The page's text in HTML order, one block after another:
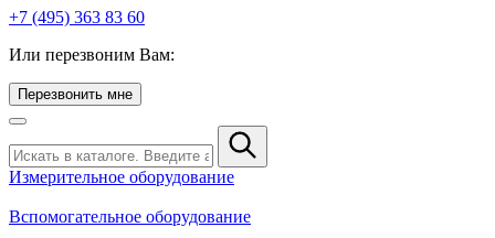
+7 (495) 363 83 60
Или перезвоним Вам:
Перезвонить мне
Измерительное оборудование
Вспомогательное оборудование